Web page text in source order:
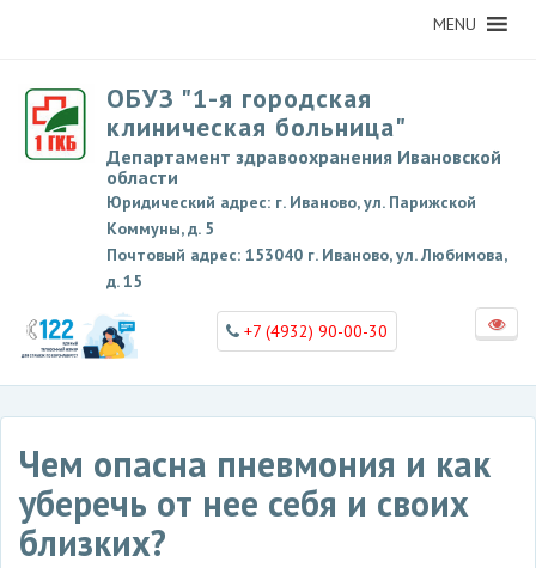
MENU
ОБУЗ "1-я городская
клиническая больница"
Департамент здравоохранения Ивановской
области
Юридический адрес: г. Иваново, ул. Парижской
Коммуны, д. 5
Почтовый адрес: 153040 г. Иваново, ул. Любимова,
д. 15
+7 (4932) 90-00-30
Чем опасна пневмония и как
уберечь от нее себя и своих
близких?